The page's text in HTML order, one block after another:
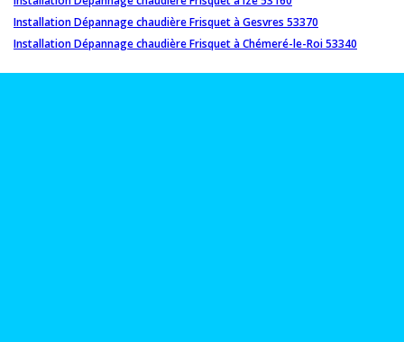
Installation Dépannage chaudière Frisquet à Gesvres 53370
Installation Dépannage chaudière Frisquet à Chémeré-le-Roi 53340